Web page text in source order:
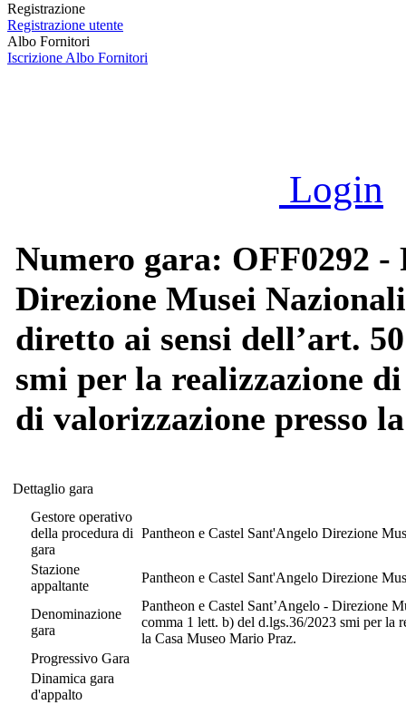
Registrazione
Registrazione utente
Albo Fornitori
Iscrizione Albo Fornitori
Login
Numero gara: OFF0292 -
Direzione Musei
diretto ai sensi dell’art.
smi per la realizzazione
di valorizzazione presso
Dettaglio gara
Gestore operativo
della procedura di
gara
Pantheon e Castel Sant'Angelo Direzione
Stazione
appaltante
Pantheon e Castel Sant'Angelo Direzione
Denominazione
gara
Pantheon e Castel Sant’Angelo - Direzione
comma 1 lett. b) del d.lgs.36/2023 smi per la
la Casa Museo Mario Praz.
Progressivo Gara
Dinamica gara
d'appalto